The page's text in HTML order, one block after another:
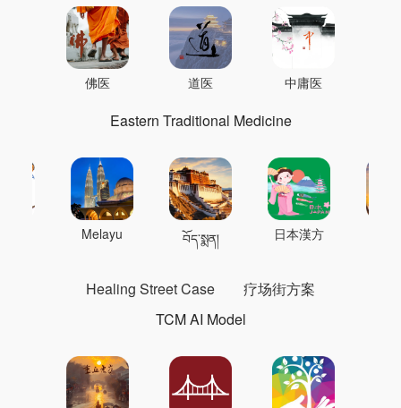
佛医 道医 中庸医
Eastern Traditional Medicine
Melayu བོད་སྨན། 日本漢方
Healing Street Case
疗场街方案
TCM AI Model